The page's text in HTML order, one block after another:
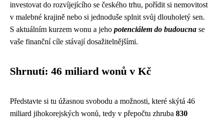
investovat do rozvíjejícího se českého trhu, pořídit si nemovitost
v malebné krajině nebo si jednoduše splnit svůj dlouholetý sen.
S aktuálním kurzem wonu a jeho potenciálem do budoucna se
vaše finanční cíle stávají dosažitelnějšími.
Shrnutí: 46 miliard wonů v Kč
Představte si tu úžasnou svobodu a možnosti, které skýtá 46
miliard jihokorejských wonů, tedy v přepočtu zhruba 830